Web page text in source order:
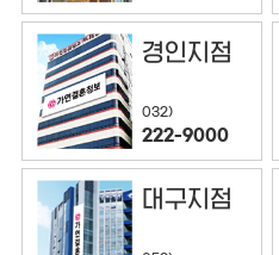
경인지점
032)
222-9000
대구지점